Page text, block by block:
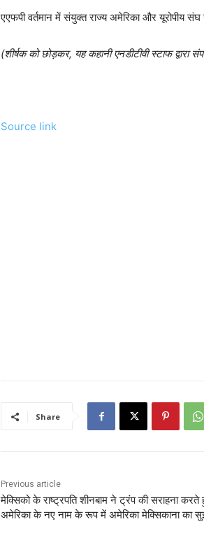
एएफपी वर्तमान में संयुक्त राज्य अमेरिका और
(शीर्षक को छोड़कर, यह कहानी एनडीटीवी स्टाफ
Source link
Share
Previous article
मेक्सिको के राष्ट्रपति शीनबाम ने ट्रंप की सराहना करते
अमेरिका के नए नाम के रूप में अमेरिका मेक्सिकाना का